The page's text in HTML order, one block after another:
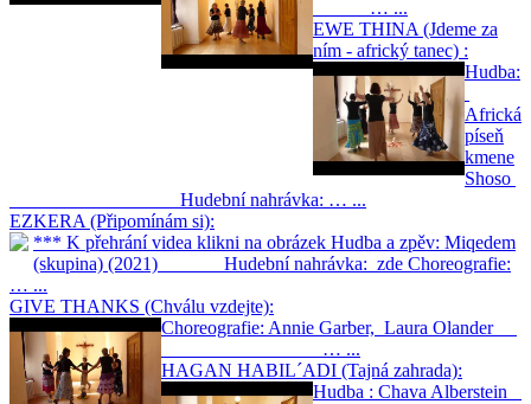
… ...
EWE THINA (Jdeme za
ním - africký tanec) :
Hudba:
Africká
píseň
kmene
Shoso
Hudební nahrávka: … ...
EZKERA (Připomínám si):
*** K přehrání videa klikni na obrázek Hudba a zpěv: Miqedem
(skupina) (2021) Hudební nahrávka: zde Choreografie:
… ...
GIVE THANKS (Chválu vzdejte):
Choreografie: Annie Garber, Laura Olander
… ...
HAGAN HABIL´ADI (Tajná zahrada):
Hudba : Chava Alberstein